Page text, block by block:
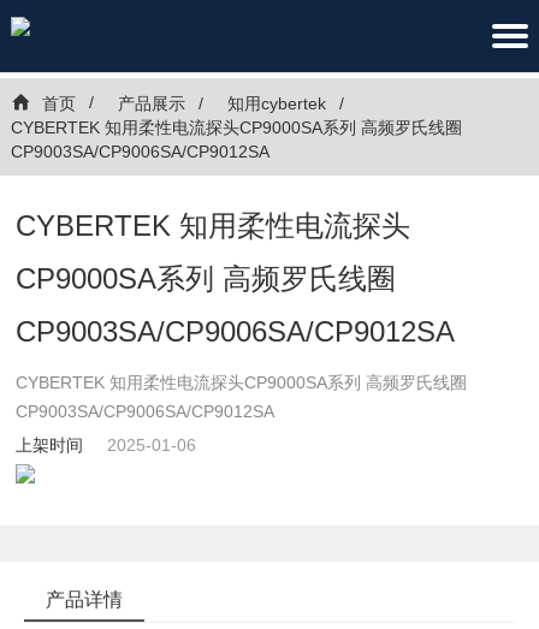
首页 产品展示
知用cybertek
CYBERTEK 知用柔性电流探头CP9000SA系列 高频罗氏线圈
CP9003SA/CP9006SA/CP9012SA
CYBERTEK 知用柔性电流探头
CP9000SA系列 高频罗氏线圈
CP9003SA/CP9006SA/CP9012SA
CYBERTEK 知用柔性电流探头CP9000SA系列 高频罗氏线圈
CP9003SA/CP9006SA/CP9012SA
上架时间
2025-01-06
产品详情